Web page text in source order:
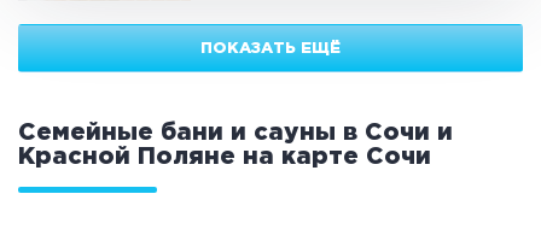
ПОКАЗАТЬ ЕЩЁ
Семейные бани и сауны в Сочи и
Красной Поляне на карте Сочи